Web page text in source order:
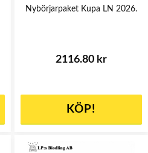
Nybörjarpaket Kupa LN 2026.
2116.80 kr
KÖP!